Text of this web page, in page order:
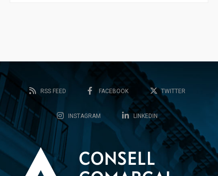
RSS FEED FACEBOOK TWITTER
INSTAGRAM LINKEDIN